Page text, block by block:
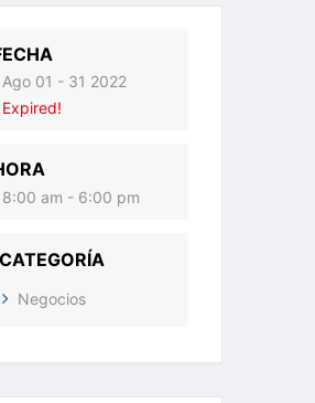
Ago 01 - 31 2022
Expired!
8:00 am - 6:00 pm
CATEGORÍA
Negocios